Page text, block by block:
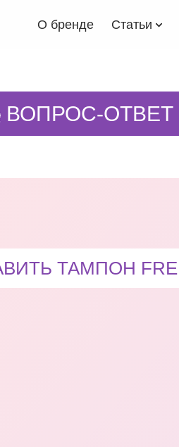
О бренде Статьи
ВОПРОС-ОТВЕТ
ТАМПОН